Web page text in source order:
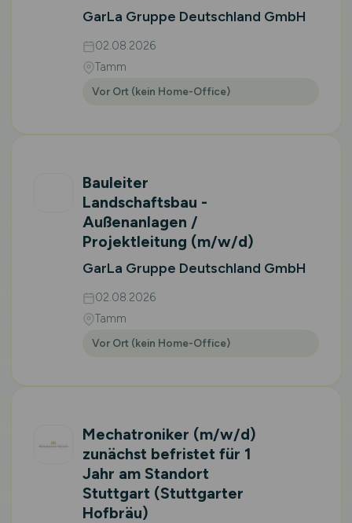
GarLa Gruppe Deutschland GmbH
02.08.2026
Tamm
Vor Ort (kein Home-Office)
Bauleiter
Landschaftsbau -
Außenanlagen /
Projektleitung (m/w/d)
GarLa Gruppe Deutschland GmbH
02.08.2026
Tamm
Vor Ort (kein Home-Office)
Mechatroniker (m/w/d)
zunächst befristet für 1
Jahr am Standort
Stuttgart (Stuttgarter
Hofbräu)